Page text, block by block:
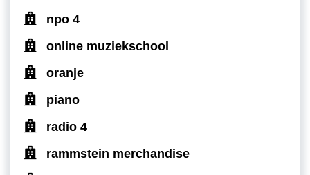
npo 4
online muziekschool
oranje
piano
radio 4
rammstein merchandise